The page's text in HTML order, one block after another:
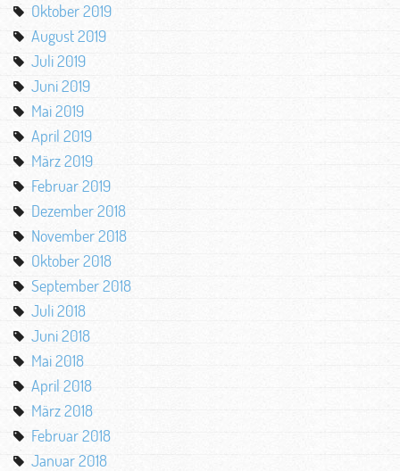
Oktober 2019
August 2019
Juli 2019
Juni 2019
Mai 2019
April 2019
März 2019
Februar 2019
Dezember 2018
November 2018
Oktober 2018
September 2018
Juli 2018
Juni 2018
Mai 2018
April 2018
März 2018
Februar 2018
Januar 2018